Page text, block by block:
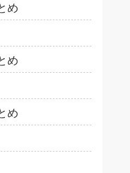
め
め
め